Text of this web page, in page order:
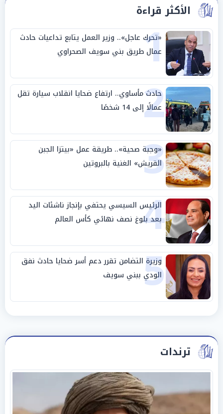
الأكثر قراءة
1
«تحرك عاجل».. وزير العمل يتابع تداعيات حادث
عمال طريق بني سويف الصحراوي
2
حادث مأساوي.. ارتفاع ضحايا انقلاب سيارة تقل
عمالًا إلى 14 شخصًا
3
«وجبة صحية».. طريقة عمل «بيتزا الجبن
القريش» الغنية بالبروتين
4
الرئيس السيسي يحتفي بإنجاز ناشئات اليد
بعد بلوغ نصف نهائي كأس العالم
5
وزيرة التضامن تقرر دعم أسر ضحايا حادث نفق
الودي ببني سويف
ترندات